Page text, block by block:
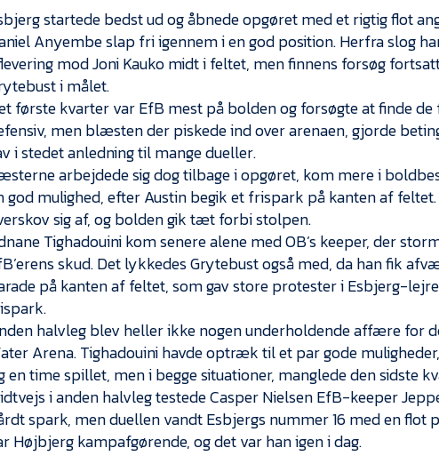
startede bedst ud og åbnede opgøret med et rigtig flot
Anyembe slap fri igennem i en god position. Herfra slog
mod Joni Kauko midt i feltet, men finnens forsøg
i målet.
første kvarter var EfB mest på bolden og forsøgte at finde de
men blæsten der piskede ind over arenaen, gjorde
i stedet anledning til mange dueller.
arbejdede sig dog tilbage i opgøret, kom mere i
god mulighed, efter Austin begik et frispark på kanten af
sig af, og bolden gik tæt forbi stolpen.
Tighadouini kom senere alene med OB’s keeper, der
skud. Det lykkedes Grytebust også med, da han fik
på kanten af feltet, som gav store protester i Esbjerg-
halvleg blev heller ikke nogen underholdende affære for
Arena. Tighadouini havde optræk til et par gode
en time spillet, men i begge situationer, manglede den sidste
i anden halvleg testede Casper Nielsen EfB-keeper
spark, men duellen vandt Esbjergs nummer 16 med en flot
Højbjerg kampafgørende, og det var han igen i dag.